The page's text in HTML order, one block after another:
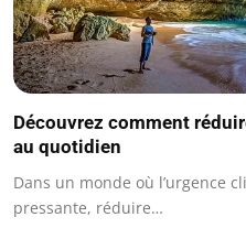
Découvrez comment
au quotidien
Dans un monde où l’urgence
pressante, réduire…